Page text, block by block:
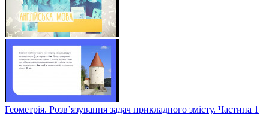
Геометрія. Розв’язування задач прикладного змісту. Частина 1